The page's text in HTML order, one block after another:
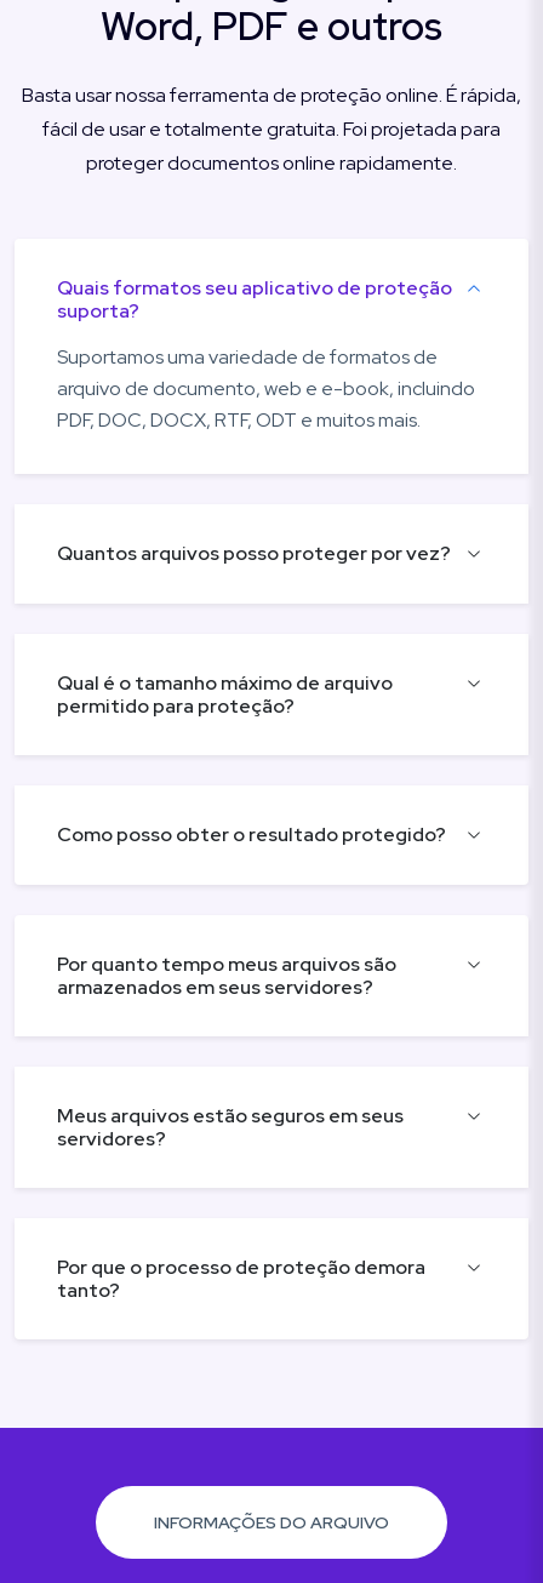
Word, PDF e outros
Basta usar nossa ferramenta de proteção online. É rápida,
fácil de usar e totalmente gratuita. Foi projetada para
proteger documentos online rapidamente.
Quais formatos seu aplicativo de proteção
suporta?
Suportamos uma variedade de formatos de
arquivo de documento, web e e-book, incluindo
PDF, DOC, DOCX, RTF, ODT e muitos mais.
Quantos arquivos posso proteger por vez?
Qual é o tamanho máximo de arquivo
permitido para proteção?
Como posso obter o resultado protegido?
Por quanto tempo meus arquivos são
armazenados em seus servidores?
Meus arquivos estão seguros em seus
servidores?
Por que o processo de proteção demora
tanto?
INFORMAÇÕES DO ARQUIVO